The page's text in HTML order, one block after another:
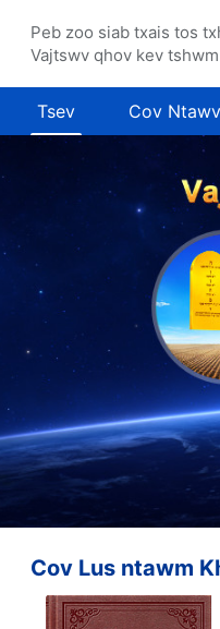
Peb zoo siab txais tos
Vajtswv qhov kev
Tsev Cov Ntawv
Cov Lus ntawm